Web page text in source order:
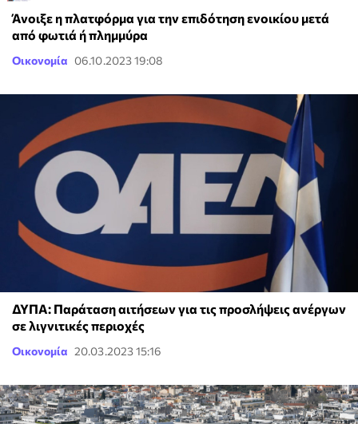
Άνοιξε η πλατφόρμα για την επιδότηση ενοικίου μετά
από φωτιά ή πλημμύρα
Οικονομία 06.10.2023 19:08
ΔΥΠΑ: Παράταση αιτήσεων για τις προσλήψεις ανέργων
σε λιγνιτικές περιοχές
Οικονομία 20.03.2023 15:16